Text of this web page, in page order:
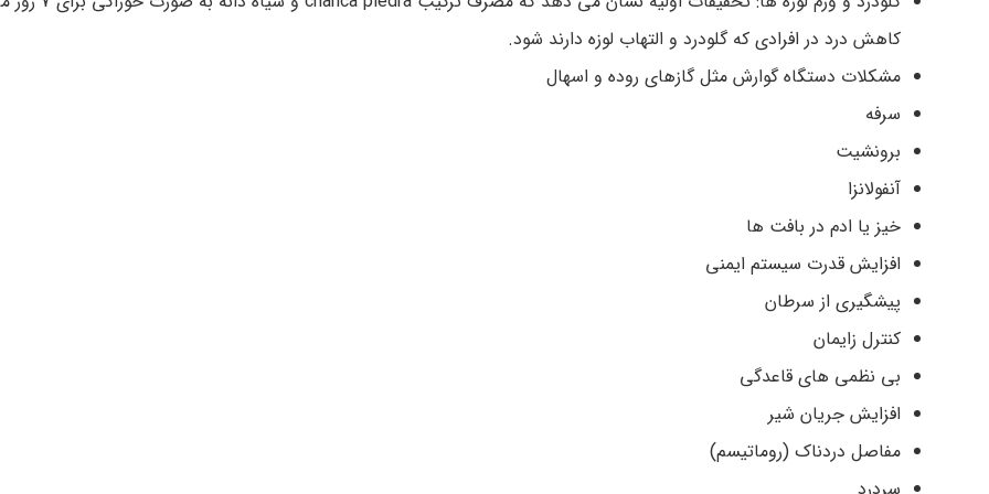
کاهش درد در افرادی که گلودرد و التهاب لوزه دارند شود.
مشکلات دستگاه گوارش مثل گازهای روده و اسهال
سرفه
برونشیت
آنفولانزا
خیز یا ادم در بافت ها
افزایش قدرت سیستم ایمنی
پیشگیری از سرطان
کنترل زایمان
بی نظمی های قاعدگی
افزایش جریان شیر
مفاصل دردناک (روماتیسم)